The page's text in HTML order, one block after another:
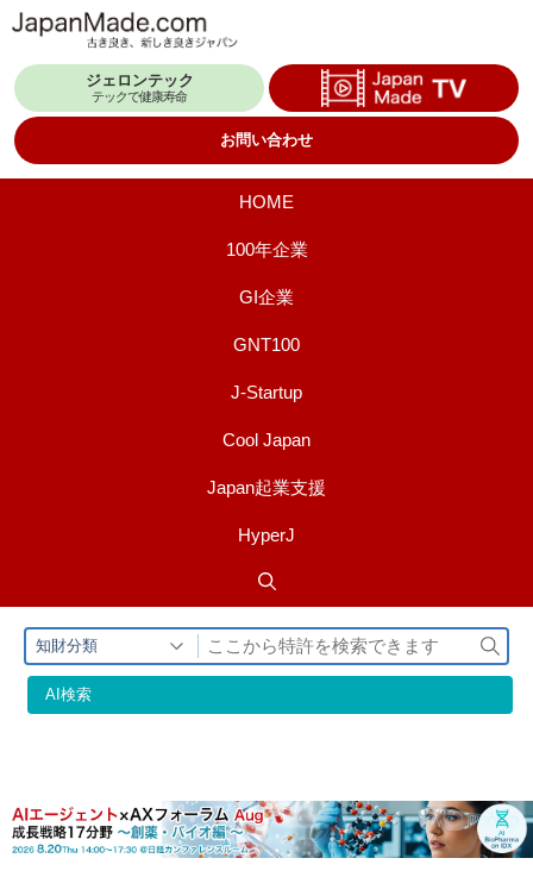
テ
ジェロンテック
テックで健康寿命
お問い合わせ
HOME
100年企業
GI企業
GNT100
J-Startup
Cool Japan
Japan起業支援
HyperJ
知財分類
検
索
AI検索